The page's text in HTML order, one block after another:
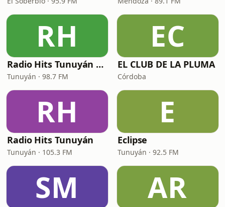
RH
Radio Hits Tunuyán 98.7
Tunuyán · 98.7 FM
EC
EL CLUB DE LA PLUMA
Córdoba
RH
Radio Hits Tunuyán
Tunuyán · 105.3 FM
E
Eclipse
Tunuyán · 92.5 FM
SM AR